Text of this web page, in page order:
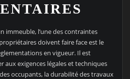
immeuble, l’une des contraintes
doivent faire face est le
en vigueur. Il est
aux exigences légales et techniques
occupants, la durabilité des travaux